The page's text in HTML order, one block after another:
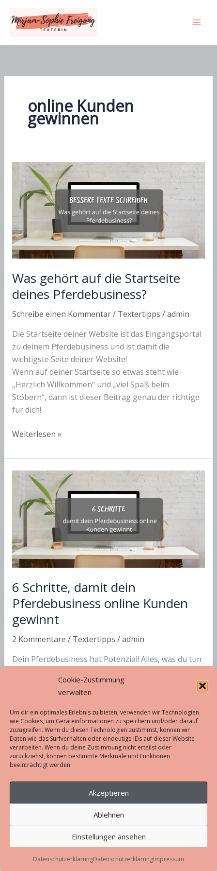
Cookie-Zustimmung
verwalten
Um dir ein optimales Erlebnis zu bieten, verwenden wir Technologien
wie Cookies, um Geräteinformationen zu speichern und/oder darauf
zuzugreifen. Wenn du diesen Technologien zustimmst, können wir
Daten wie das Surfverhalten oder eindeutige IDs auf dieser Website
verarbeiten. Wenn du deine Zustimmung nicht erteilst oder
zurückziehst, können bestimmte Merkmale und Funktionen
beeinträchtigt werden.
Akzeptieren
Ablehnen
Einstellungen ansehen
DatenschutzerklärungDatenschutzerklärungImpressum
Inhalt
springen
online Kunden
gewinnen
Was gehört auf die Startseite
deines Pferdebusiness?
Schreibe einen Kommentar/ Textertipps /admin
Die Startseite deiner Website ist das Eingangsportal
zu deinem Pferdebusiness und ist damit die
wichtigste Seite deiner Website!
Wenn auf deiner Startseite so etwas steht wie
„Herzlich Willkommen“ und „viel Spaß beim
Stöbern“, dann ist dieser Beitrag genau der richtige
für dich!
Was
auf
die
Startseite
deines
Pferdebusiness?
Weiterlesen »
6 Schritte, damit dein
Pferdebusiness online Kunden
gewinnt
2 Kommentare / Textertipps /admin
Dein Pferdebusiness hat Potenzial! Alles, was du tun
Neukunden von deinem Angebot zu überzeugen.
Hier habe ich eine Anleitung für die Kundenakquise
deines Pferdebusiness.
6
Schritte,
damit
Pferdebusiness
Weiterlesen »
Impressum